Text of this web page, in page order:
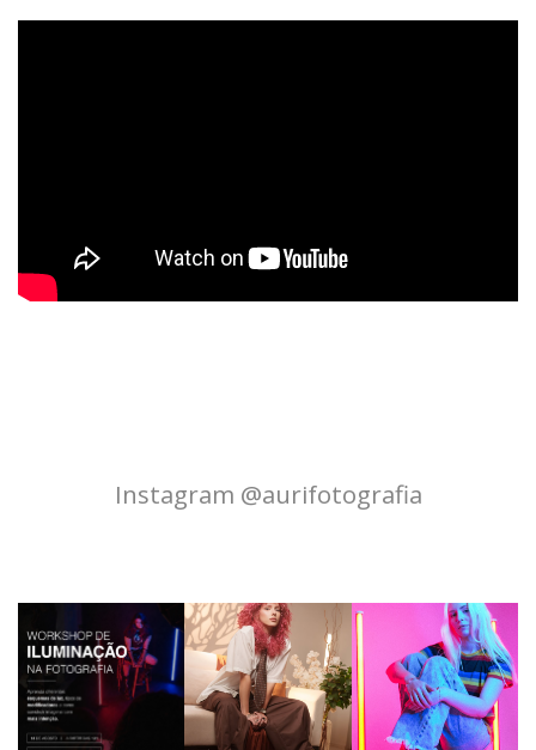
Instagram @aurifotografia